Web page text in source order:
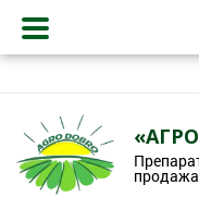
продажа